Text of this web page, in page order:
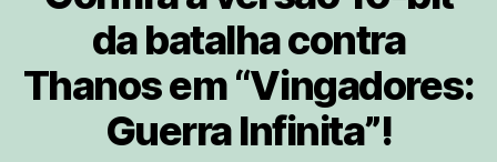
da batalha contra
Thanos em “Vingadores:
Guerra Infinita”!